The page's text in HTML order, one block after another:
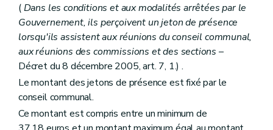
Art. L1451-2
Art. L1451-3
Livre V De la coopération entre communes
Titre premier Dispositions générales
Chapitre premier Champ d'application
Art. L1511-1
Chapitre II Les modes de coopération
Section première
Art. L1512-1
Section 2 Les associations de projet
(Dans les conditions et aux modalités arrêtées par le
Gouvernement, ils perçoivent un jeton de présence
lorsqu'ils assistent aux réunions du conseil communal,
aux réunions des commissions et des sections –
Décret du 8 décembre 2005, art. 7, 1.) .
Le montant des jetons de présence est fixé par le
conseil communal.
Ce montant est compris entre un minimum de